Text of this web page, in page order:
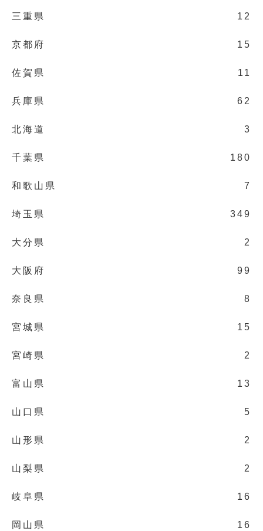
三重県 12
京都府 15
佐賀県 11
兵庫県 62
北海道 3
千葉県 180
和歌山県 7
埼玉県 349
大分県 2
大阪府 99
奈良県 8
宮城県 15
宮崎県 2
富山県 13
山口県 5
山形県 2
山梨県 2
岐阜県 16
岡山県 16